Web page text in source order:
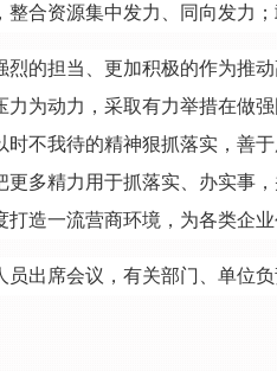
整合资源集中发力、同向发力
烈的担当、更加积极的作为推
力为动力，采取有力举措在做
时不我待的精神狠抓落实，善
更多精力用于抓落实、办实事
打造一流营商环境，为各类企
员出席会议，有关部门、单位